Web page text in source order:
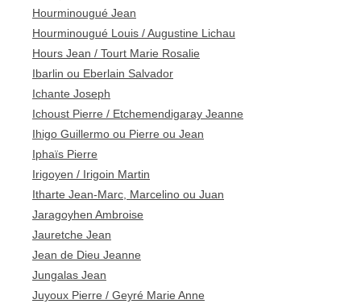
Hourminougué Jean
Hourminougué Louis / Augustine Lichau
Hours Jean / Tourt Marie Rosalie
Ibarlin ou Eberlain Salvador
Ichante Joseph
Ichoust Pierre / Etchemendigaray Jeanne
Ihigo Guillermo ou Pierre ou Jean
Iphaïs Pierre
Irigoyen / Irigoin Martin
Itharte Jean-Marc, Marcelino ou Juan
Jaragoyhen Ambroise
Jauretche Jean
Jean de Dieu Jeanne
Jungalas Jean
Juyoux Pierre / Geyré Marie Anne